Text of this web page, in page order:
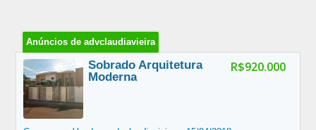
Anúncios de advclaudiavieira
R$920.000
Sobrado Arquitetura
Moderna